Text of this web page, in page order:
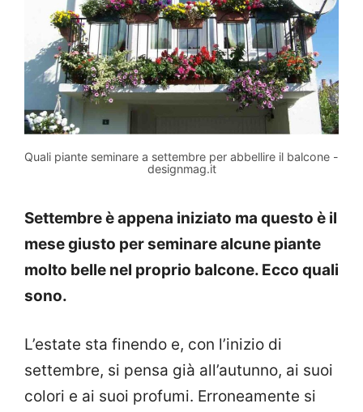
Quali piante seminare a settembre per abbellire il balcone -
designmag.it
Settembre è appena iniziato ma questo è il
mese giusto per seminare alcune piante
molto belle nel proprio balcone. Ecco quali
sono.
L’estate sta finendo e, con l’inizio di
settembre, si pensa già all’autunno, ai suoi
colori e ai suoi profumi. Erroneamente si